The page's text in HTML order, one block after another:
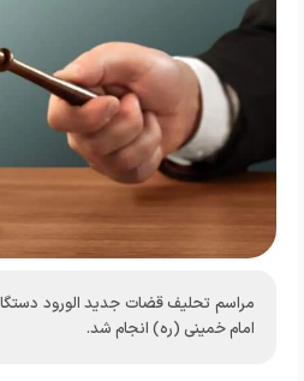
مراسم تحلیف قضات جدید الورود
امام خمینی (ره) انجام شد.